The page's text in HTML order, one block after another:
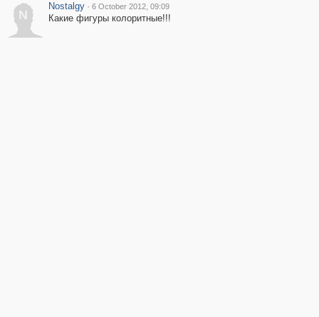
N
Nostalgy · 6 October 2012, 09:09
Какие фигуры колоритные!!!